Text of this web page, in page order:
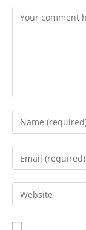
Comment
Enter
your
name
comment
Enter
your
email
address
Enter
your
website